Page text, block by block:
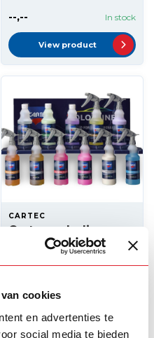
cookies
en advertenties te
social media te bieden
--,-- In stock
View product
CARTEC
Cartec colorline
starter pack